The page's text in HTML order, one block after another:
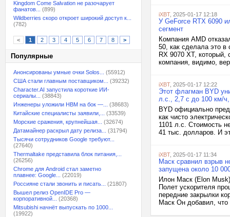
Kingdom Come Salvation не разочарует
фанатов...
(899)
Wildberries скоро откроет широкий доступ к...
(782)
< 1 2 3 4 5 6 7 8 >
Популярные
Анонсированы умные очки Solos...
(55912)
США стали главным поставщиком...
(39232)
Character.AI запустила короткие ИИ-
сериалы...
(38843)
Инженеры уложили HBM на бок —...
(38683)
Китайские специалисты заявили,...
(33539)
Морские сражения, крупнейшая...
(32674)
Датамайнер раскрыл дату релиза...
(31794)
Тысячи сотрудников Google требуют...
(27640)
Thermaltake представила блок питания,...
(26256)
Chrome для Android стал заметно
плавнее: Google...
(22019)
Россияне стали звонить и писать...
(21807)
Вышел релиз OpenIDE Pro —
корпоративной...
(20368)
Mitsubishi начнёт выпускать по 1000...
(19922)
iXBT, 2025-01-17 12:18
У GeForce RTX 6090
сегмент
Компания AMD
50, как сделала это
RX 9070 XT,
компания, видимо,
iXBT, 2025-01-17 12:22
Этот флагман BYD
л.с., 2,7 с до 100 км/
BYD официально
как чисто
1101 л.с. Стоимость
41 тыс. долларов. И
iXBT, 2025-01-17 11:34
Маск сравнил взрыв
запущена около 10
Илон Маск (Elon
Полет ускорителя
передние закрылки
Маск Он добавил,